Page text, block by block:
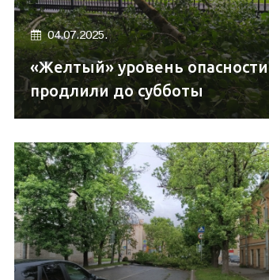
04.07.2025.
«Желтый» уровень опасности
продлили до субботы